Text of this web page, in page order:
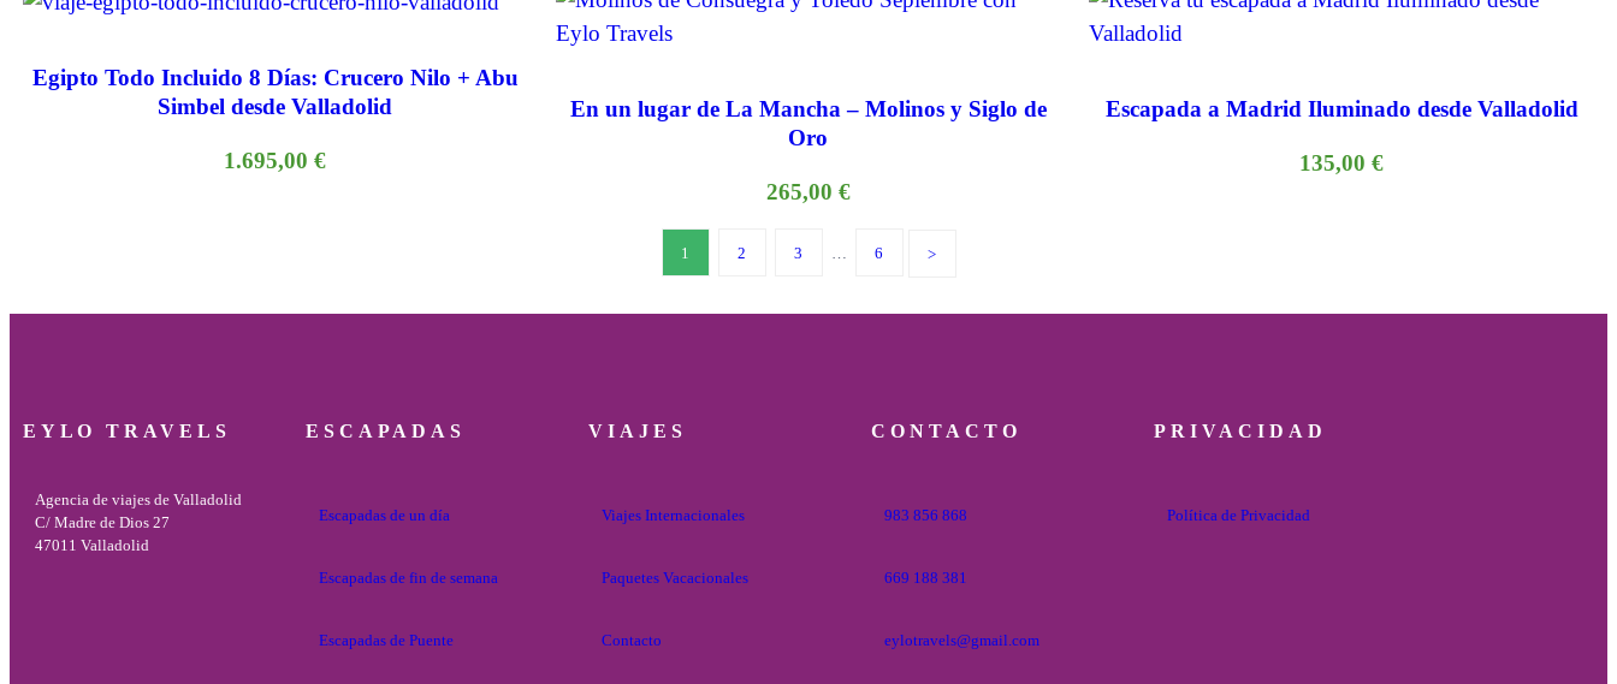
Egipto Todo Incluido 8 Días: Crucero Nilo + Abu
Simbel desde Valladolid
1.695,00€
En un lugar de La Mancha – Molinos y Siglo de
Oro
265,00 €
Escapada a Madrid Iluminado desde Valladolid
135,00€
1 2 3 … 6
EYLO TRAVELS
Agencia de viajes de Valladolid
C/ Madre de Dios 27
47011 Valladolid
ESCAPADAS
Escapadas de un día
Escapadas de fin de semana
Escapadas de Puente
VIAJES
Viajes Internacionales
Paquetes Vacacionales
Contacto
CONTACTO
983 856 868
669 188 381
eylotravels@gmail.com
PRIVACIDAD
Política de Privacidad